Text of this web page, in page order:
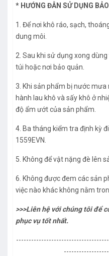
* HƯỚNG ĐẪN SỬ DỤNG
1. Để nơi khô ráo, sạch,
dung môi.
2. Sau khi sử dụng xong
túi hoặc nơi bảo quản.
3. Khi sản phẩm bị nước
hành lau khô và sấy khô ở
độ ẩm ướt của sản phẩm.
4. Ba tháng kiểm tra định kỳ
1559EVN.
5. Không để vật nặng đè lên
6. Không được đem các sản
việc nào khác không nằm
>>>Liên hệ với chúng tôi để
phục vụ tốt nhất.